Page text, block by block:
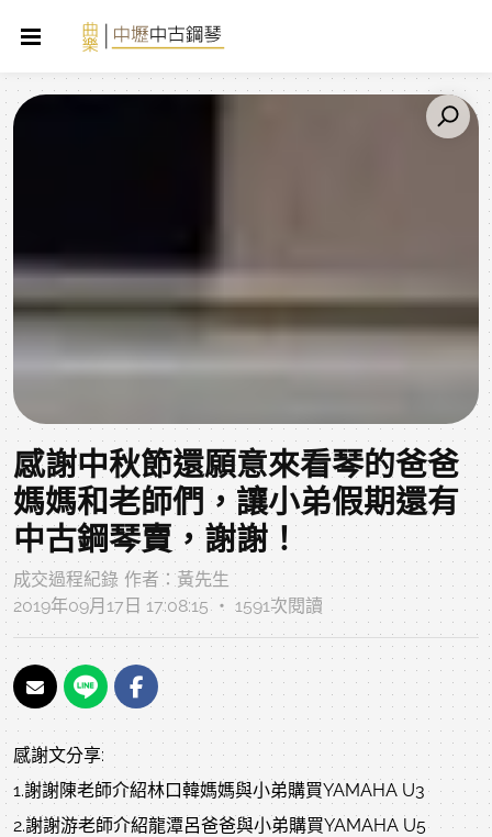
感謝中秋節還願意來看琴的爸爸
媽媽和老師們，讓小弟假期還有
中古鋼琴賣，謝謝！
成交過程紀錄 作者：黃先生
2019年09月17日 17:08:15 ‧ 1591次閱讀
感謝文分享:
1.謝謝陳老師介紹林口韓媽媽與小弟購買YAMAHA U3
2.謝謝游老師介紹龍潭呂爸爸與小弟購買YAMAHA U5